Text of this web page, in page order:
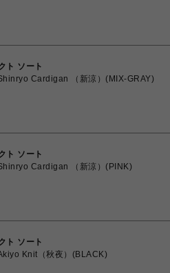
ト ソート
Cardigan （新涼）(MIX-GRAY)
ト ソート
Cardigan （新涼）(PINK)
ト ソート
Knit（秋夜）(BLACK)